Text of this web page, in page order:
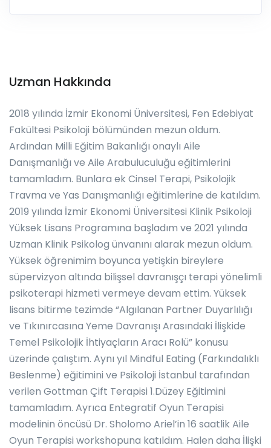
Uzman Hakkında
2018 yılında İzmir Ekonomi Üniversitesi, Fen Edebiyat
Fakültesi Psikoloji bölümünden mezun oldum.
Ardından Milli Eğitim Bakanlığı onaylı Aile
Danışmanlığı ve Aile Arabuluculuğu eğitimlerini
tamamladım. Bunlara ek Cinsel Terapi, Psikolojik
Travma ve Yas Danışmanlığı eğitimlerine de katıldım.
2019 yılında İzmir Ekonomi Üniversitesi Klinik Psikoloji
Yüksek Lisans Programına başladım ve 2021 yılında
Uzman Klinik Psikolog ünvanını alarak mezun oldum.
Yüksek öğrenimim boyunca yetişkin bireylere
süpervizyon altında bilişsel davranışçı terapi yönelimli
psikoterapi hizmeti vermeye devam ettim. Yüksek
lisans bitirme tezimde “Algılanan Partner Duyarlılığı
ve Tıkınırcasına Yeme Davranışı Arasındaki İlişkide
Temel Psikolojik İhtiyaçların Aracı Rolü” konusu
üzerinde çalıştım. Aynı yıl Mindful Eating (Farkındalıklı
Beslenme) eğitimini ve Psikoloji İstanbul tarafından
verilen Gottman Çift Terapisi 1.Düzey Eğitimini
tamamladım. Ayrıca Entegratif Oyun Terapisi
modelinin öncüsü Dr. Sholomo Ariel’in 16 saatlik Aile
Oyun Terapisi workshopuna katıldım. Halen daha İlişki